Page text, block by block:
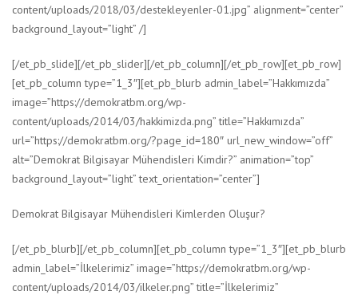
content/uploads/2018/03/destekleyenler-01.jpg” alignment=”center”
background_layout=”light” /]
[/et_pb_slide][/et_pb_slider][/et_pb_column][/et_pb_row][et_pb_row]
[et_pb_column type=”1_3″][et_pb_blurb admin_label=”Hakkımızda”
image=”https://demokratbm.org/wp-
content/uploads/2014/03/hakkimizda.png” title=”Hakkımızda”
url=”https://demokratbm.org/?page_id=180″ url_new_window=”off”
alt=”Demokrat Bilgisayar Mühendisleri Kimdir?” animation=”top”
background_layout=”light” text_orientation=”center”]
Demokrat Bilgisayar Mühendisleri Kimlerden Oluşur?
[/et_pb_blurb][/et_pb_column][et_pb_column type=”1_3″][et_pb_blurb
admin_label=”İlkelerimiz” image=”https://demokratbm.org/wp-
content/uploads/2014/03/ilkeler.png” title=”İlkelerimiz”